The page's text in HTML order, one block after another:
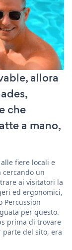
allora
che
a mano,
fiere locali e
cercando un
ai visitatori la
ed ergonomici,
Percussion
per questo.
prima di trovare
parte del sito, era